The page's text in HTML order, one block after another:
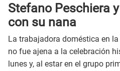
Stefano Peschiera
con su nana
La trabajadora doméstica en
no fue ajena a la celebración
lunes y, al estar en el grupo